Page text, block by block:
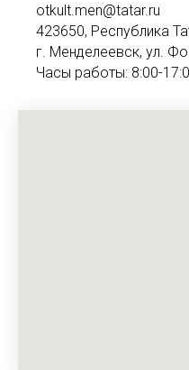
otkult.men@tatar.ru
423650, Республика
г. Менделеевск, ул.
Часы работы: 8:00-